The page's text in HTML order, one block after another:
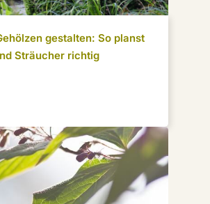
gestalten: So planst
Sträucher richtig